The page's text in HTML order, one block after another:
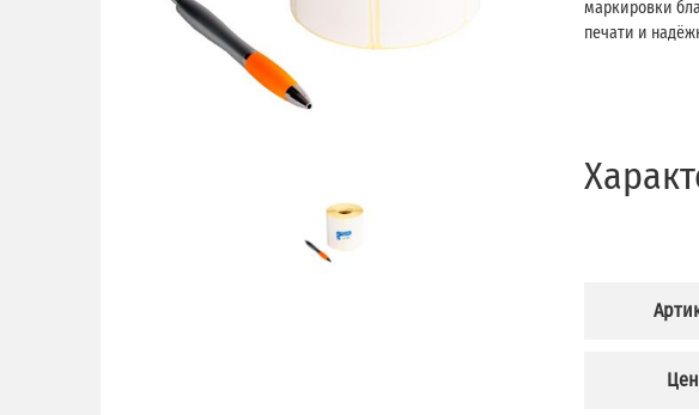
маркировки
печати и